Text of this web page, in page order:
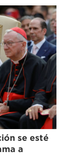
se esté
a